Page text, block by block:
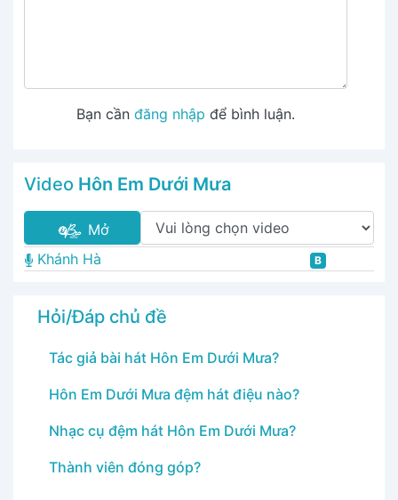
Bạn cần đăng nhập để bình luận.
Video Hôn Em Dưới Mưa
Mở
Khánh Hà
B
Hỏi/Đáp chủ đề
Tác giả bài hát Hôn Em Dưới Mưa?
Hôn Em Dưới Mưa đệm hát điệu nào?
Nhạc cụ đệm hát Hôn Em Dưới Mưa?
Thành viên đóng góp?